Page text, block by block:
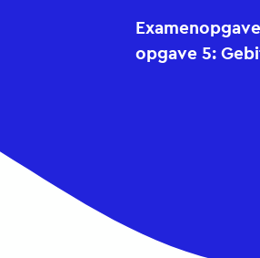
opgave 5: